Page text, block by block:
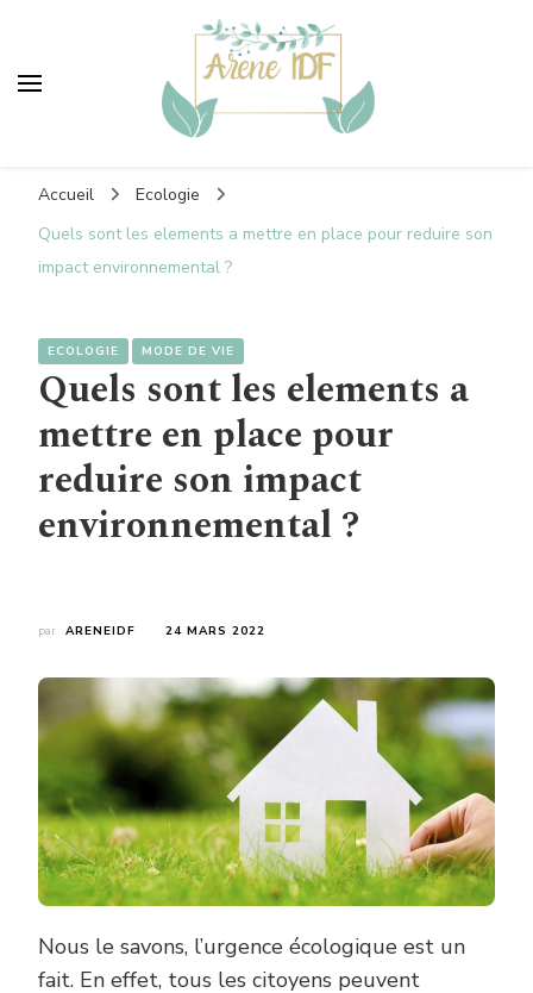
Accueil
Ecologie
Quels sont les elements a mettre en place pour reduire son
impact environnemental ?
ECOLOGIE MODE DE VIE
Quels sont les elements a
mettre en place pour
reduire son impact
environnemental ?
par ARENEIDF 24 MARS 2022
Nous le savons, l’urgence écologique est un
fait. En effet, tous les citoyens peuvent